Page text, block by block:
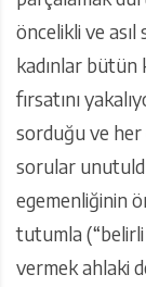
öncelikli ve
kadınlar bütün
fırsatını
sorduğu ve her
sorular
egemenliğinin
tutumla (“belirli
vermek ahlaki